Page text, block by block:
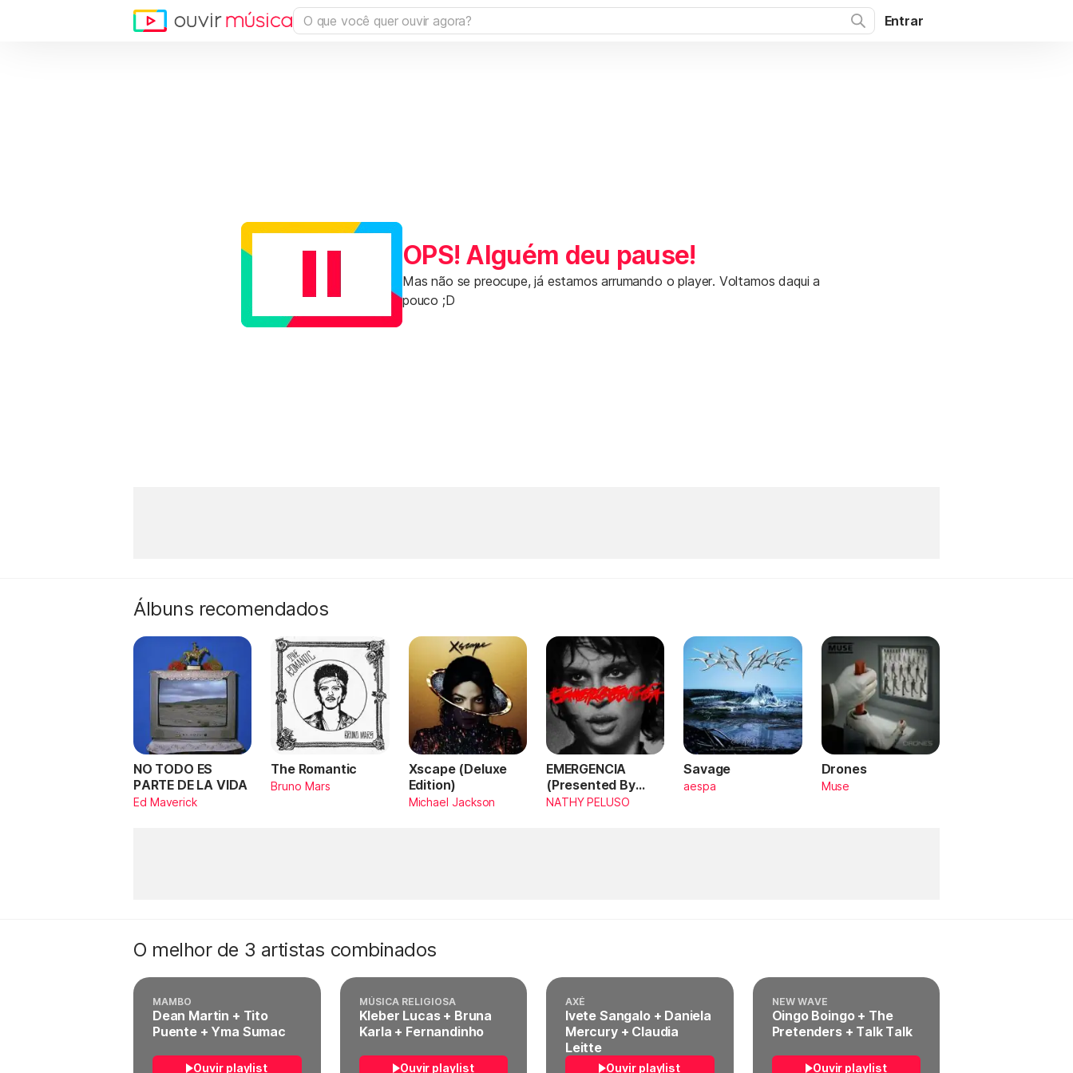
Entrar
OPS! Alguém deu pause!
Mas não se preocupe, já estamos arrumando o player. Voltamos daqui a
pouco ;D
Álbuns recomendados
NO TODO ES
PARTE DE LA VIDA
Ed Maverick
The Romantic
Bruno Mars
Xscape (Deluxe
Edition)
Michael Jackson
EMERGENCIA
(Presented By
PlayStation,
NATHY PELUSO
Savage
aespa
Drones
Muse
O melhor de 3 artistas combinados
MAMBO
Dean Martin + Tito
Puente + Yma Sumac
Ouvir playlist
MÚSICA RELIGIOSA
Kleber Lucas + Bruna
Karla + Fernandinho
Ouvir playlist
AXÉ
Ivete Sangalo + Daniela
Mercury + Claudia
Leitte
Ouvir playlist
NEW WAVE
Oingo Boingo + The
Pretenders + Talk Talk
Ouvir playlist